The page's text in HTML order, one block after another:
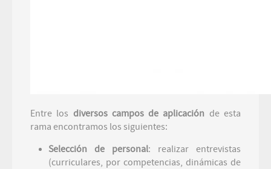
Entre los diversos campos de aplicación de esta
rama encontramos los siguientes:
Selección de personal: realizar entrevistas
(curriculares, por competencias, dinámicas de